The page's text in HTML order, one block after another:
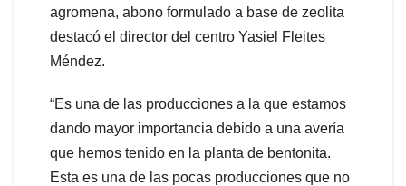
agromena, abono formulado a base de zeolita
destacó el director del centro Yasiel Fleites
Méndez.
“Es una de las producciones a la que estamos
dando mayor importancia debido a una avería
que hemos tenido en la planta de bentonita.
Esta es una de las pocas producciones que no